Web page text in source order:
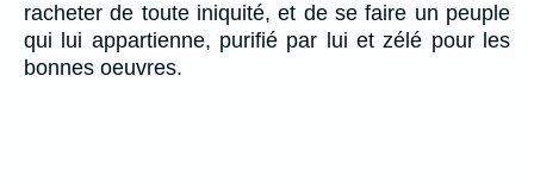
racheter de toute iniquité, et de se faire un peuple
qui lui appartienne, purifié par lui et zélé pour les
bonnes oeuvres.